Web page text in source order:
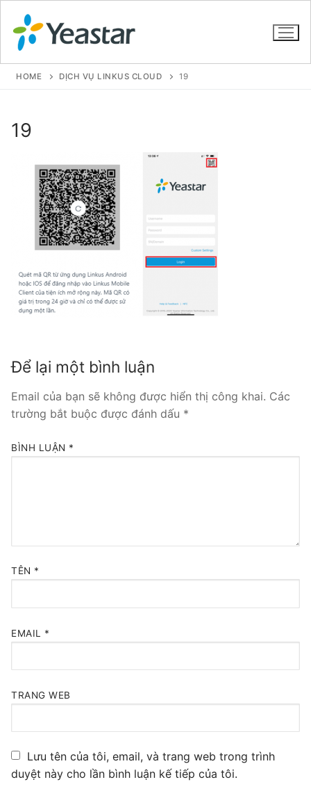
GIỚI THIỆU
VOIP PBX FOR SME
Tổng đài VoIP Yeastar S412
Tổng đài VoIP Yeastar S20
Tổng đài VoIP Yeastar S50
Tổng đài VoIP Yeastar S100
HOSTED PHONE SYSTEM
Tổng đài Yeastar Cloud
Tổng đài Yeastar K2
FXO VoIP Gateway
VoIP GSM / 3G / 4G Gateways
E1 / T1 / PRI VoIP Gateway
PRI VoIP Gateway TE100
PRI VoIP Gateway TE200
BRI VoIP Gateway
LIÊN HỆ
TIN TỨC
HOME DỊCH VỤ LINKUS CLOUD 19
19
Để lại một bình luận
Email của bạn sẽ không được hiển thị công khai. Các
trường bắt buộc được đánh dấu *
BÌNH LUẬN *
TÊN *
EMAIL *
TRANG WEB
Lưu tên của tôi, email, và trang web trong trình
duyệt này cho lần bình luận kế tiếp của tôi.